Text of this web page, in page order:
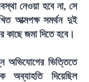
নেওয়া হবে না, সে
আত্মপক্ষ সমর্থন দুই
কাছে জমা দিতে হবে।
অভিযোগের ভিত্তিতে
অব্যাহতি দিয়েছিল